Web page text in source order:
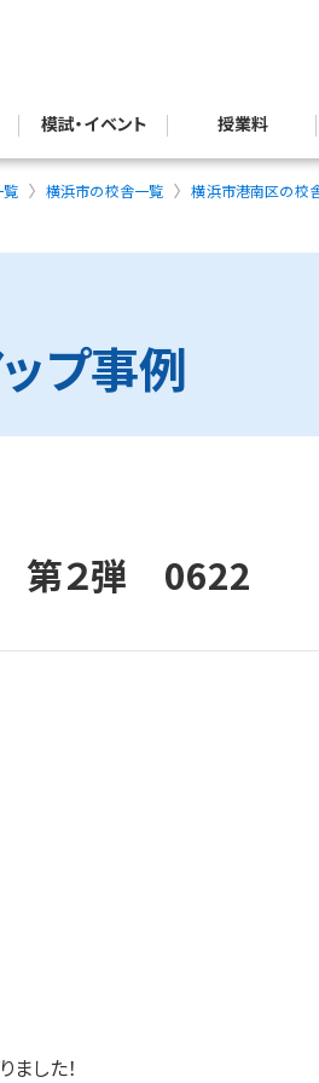
模試・イベント 授業料
横浜市の校舎一覧 横浜市港南区の校
プ事例
第２弾 0622
した！